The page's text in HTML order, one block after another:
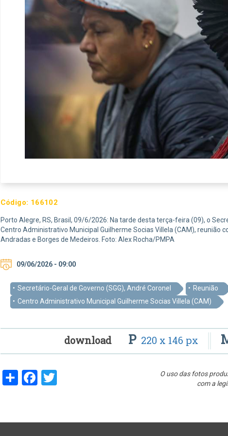
Código: 166102
Porto Alegre, RS, Brasil, 09/6/2026: Na tarde desta terça-feira (09), o
Centro Administrativo Municipal Guilherme Socias Villela (CAM), reunião
Andradas e Borges de Medeiros. Foto: Alex Rocha/PMPA
09/06/2026 - 09:00
Secretário-Geral de Governo (SGG), André Coronel Reunião
Centro Administrativo Municipal Guilherme Socias Villela (CAM)
download P 220 x 146 px
O uso das fotos
com a
ShareFacebook
Twitter